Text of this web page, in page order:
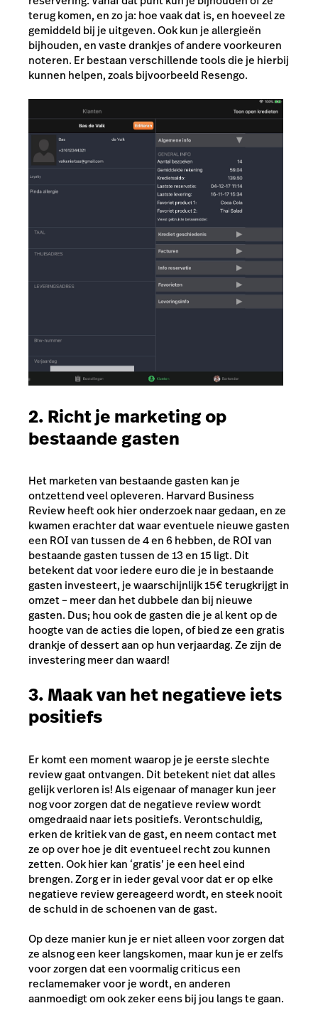
terug komen, en zo ja: hoe vaak dat is, en hoeveel ze
gemiddeld bij je uitgeven. Ook kun je allergieën
bijhouden, en vaste drankjes of andere voorkeuren
noteren. Er bestaan verschillende tools die je hierbij
kunnen helpen, zoals bijvoorbeeld Resengo.
2. Richt je marketing op
bestaande gasten
Het marketen van bestaande gasten kan je
ontzettend veel opleveren. Harvard Business
Review heeft ook hier onderzoek naar gedaan, en ze
kwamen erachter dat waar eventuele nieuwe gasten
een ROI van tussen de 4 en 6 hebben, de ROI van
bestaande gasten tussen de 13 en 15 ligt. Dit
betekent dat voor iedere euro die je in bestaande
gasten investeert, je waarschijnlijk 15€ terugkrijgt in
omzet – meer dan het dubbele dan bij nieuwe
gasten. Dus; hou ook de gasten die je al kent op de
hoogte van de acties die lopen, of bied ze een gratis
drankje of dessert aan op hun verjaardag. Ze zijn de
investering meer dan waard!
3. Maak van het negatieve iets
positiefs
Er komt een moment waarop je je eerste slechte
review gaat ontvangen. Dit betekent niet dat alles
gelijk verloren is! Als eigenaar of manager kun jeer
nog voor zorgen dat de negatieve review wordt
omgedraaid naar iets positiefs. Verontschuldig,
erken de kritiek van de gast, en neem contact met
ze op over hoe je dit eventueel recht zou kunnen
zetten. Ook hier kan ‘gratis’ je een heel eind
brengen. Zorg er in ieder geval voor dat er op elke
negatieve review gereageerd wordt, en steek nooit
de schuld in de schoenen van de gast.
Op deze manier kun je er niet alleen voor zorgen dat
ze alsnog een keer langskomen, maar kun je er zelfs
voor zorgen dat een voormalig criticus een
reclamemaker voor je wordt, en anderen
aanmoedigt om ook zeker eens bij jou langs te gaan.